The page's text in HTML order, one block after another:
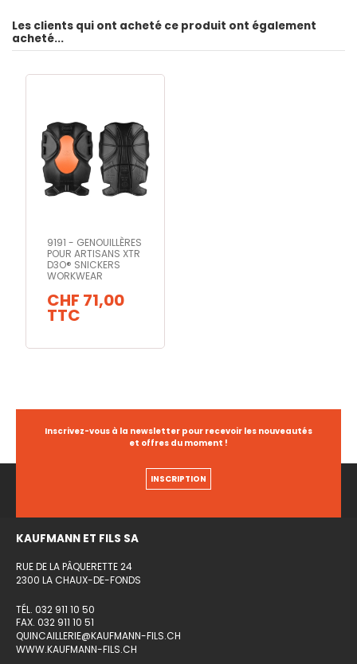
Les clients qui ont acheté ce produit ont également
acheté...
9191 - GENOUILLÈRES
POUR ARTISANS XTR
D3O® SNICKERS
WORKWEAR
CHF 71,00
TTC
Inscrivez-vous à la newsletter pour recevoir les nouveautés
et offres du moment !
INSCRIPTION
KAUFMANN ET FILS SA
RUE DE LA PÂQUERETTE 24
2300 LA CHAUX-DE-FONDS
TÉL. 032 911 10 50
FAX. 032 911 10 51
QUINCAILLERIE@KAUFMANN-FILS.CH
WWW.KAUFMANN-FILS.CH